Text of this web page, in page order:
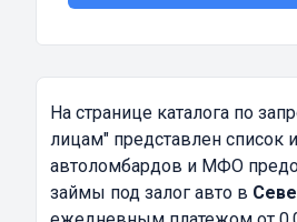
На странице каталога по
лицам" представлен список
автоломбардов и МФО
займы под залог авто в